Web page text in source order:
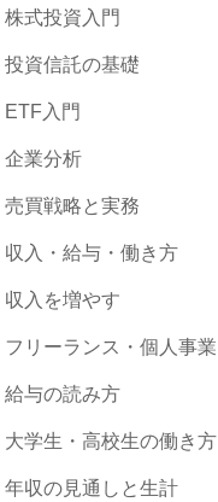
株式投資入門
投資信託の基礎
ETF入門
企業分析
売買戦略と実務
収入・給与・働き方
収入を増やす
フリーランス・個人事業
給与の読み方
大学生・高校生の働き方
年収の見通しと生計